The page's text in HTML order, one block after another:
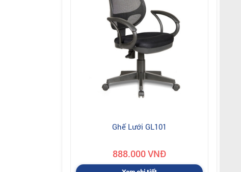
Ghế Lưới GL101
888.000 VNĐ